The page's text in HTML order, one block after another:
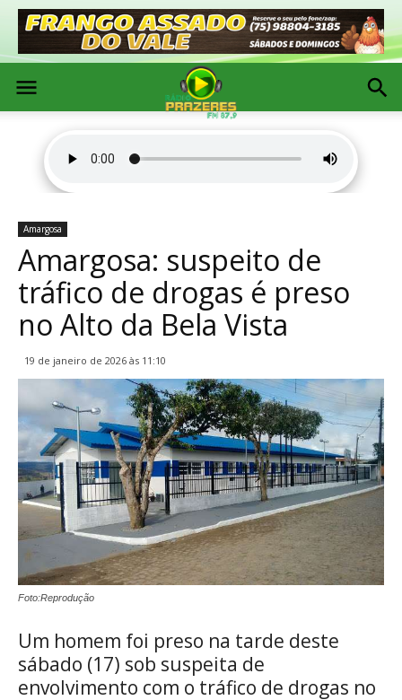
Amargosa
Amargosa: suspeito de
tráfico de drogas é preso
no Alto da Bela Vista
19 de janeiro de 2026 às 11:10
Foto:Reprodução
Um homem foi preso na tarde deste
sábado (17) sob suspeita de
envolvimento com o tráfico de drogas no